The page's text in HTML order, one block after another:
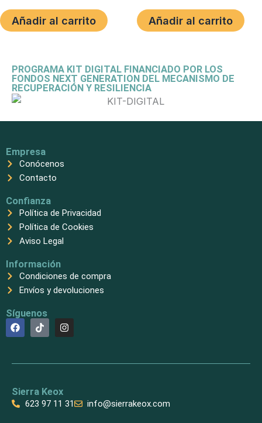
Añadir al carrito Añadir al carrito
PROGRAMA KIT DIGITAL FINANCIADO POR LOS
FONDOS NEXT GENERATION DEL MECANISMO DE
RECUPERACIÓN Y RESILIENCIA
Empresa
Conócenos
Contacto
Confianza
Política de Privacidad
Política de Cookies
Aviso Legal
Información
Condiciones de compra
Envíos y devoluciones
Síguenos
F
a
k
T
i
I
n
m
Sierra Keox
623 97 11 31 info@sierrakeox.com